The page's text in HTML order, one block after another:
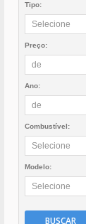
Tipo:
Preço:
Ano:
Combustível:
Modelo:
BUSCAR